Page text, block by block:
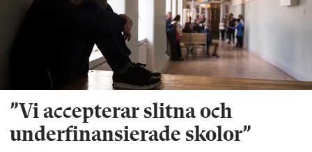
”Vi accepterar slitna och
underfinansierade skolor”